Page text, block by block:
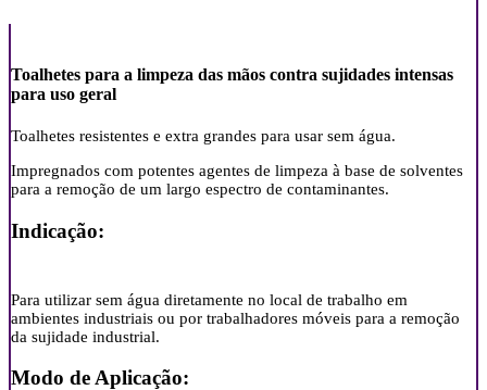
Toalhetes para a limpeza das mãos contra sujidades intensas
para uso geral
Toalhetes resistentes e extra grandes para usar sem água.
Impregnados com potentes agentes de limpeza à base de solventes
para a remoção de um largo espectro de contaminantes.
Indicação:
Para utilizar sem água diretamente no local de trabalho em
ambientes industriais ou por trabalhadores móveis para a remoção
da sujidade industrial.
Modo de Aplicação: